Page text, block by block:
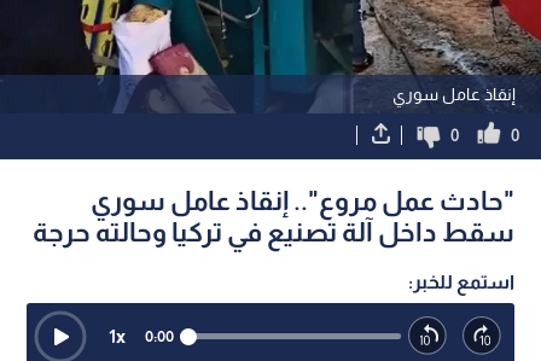
إنقاذ عامل سوري
0
0
"حادث عمل مروع".. إنقاذ عامل سوري
سقط داخل آلة تصنيع في تركيا وحالته حرجة
استمع للخبر:
0:00
1x